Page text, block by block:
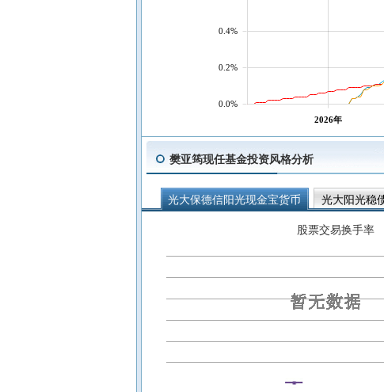
2026年
0.0%
0.2%
0.4%
樊亚筠现任基金投资风格分析
光大保德信阳光现金宝货币 光大阳光稳
股票交易换手率